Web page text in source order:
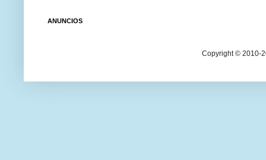
ANUNCIOS
Copyright © 2010-